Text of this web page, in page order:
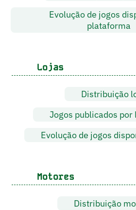
Evolução de jogos
plataforma
Lojas
Distribuição
Jogos publicados por
Evolução de jogos
Motores
Distribuição